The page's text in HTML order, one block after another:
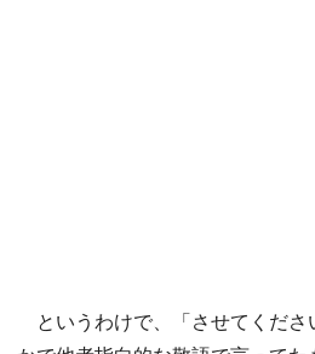
というわけで、「させてくだ